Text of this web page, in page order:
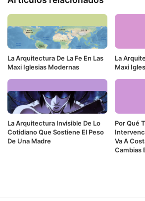
La Arquitectura De La Fe En Las
Maxi Iglesias Modernas
La
Maxi
La Arquitectura Invisible De Lo
Cotidiano Que Sostiene El Peso
De Una Madre
Por Qué
Va A
Cambias